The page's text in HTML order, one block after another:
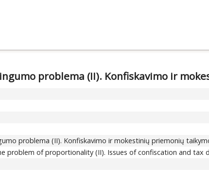
problema (II). Konfiskavimo ir
problema (II). Konfiskavimo ir mokestinių priemonių
problem of proportionality (II). Issues of confiscation and tax